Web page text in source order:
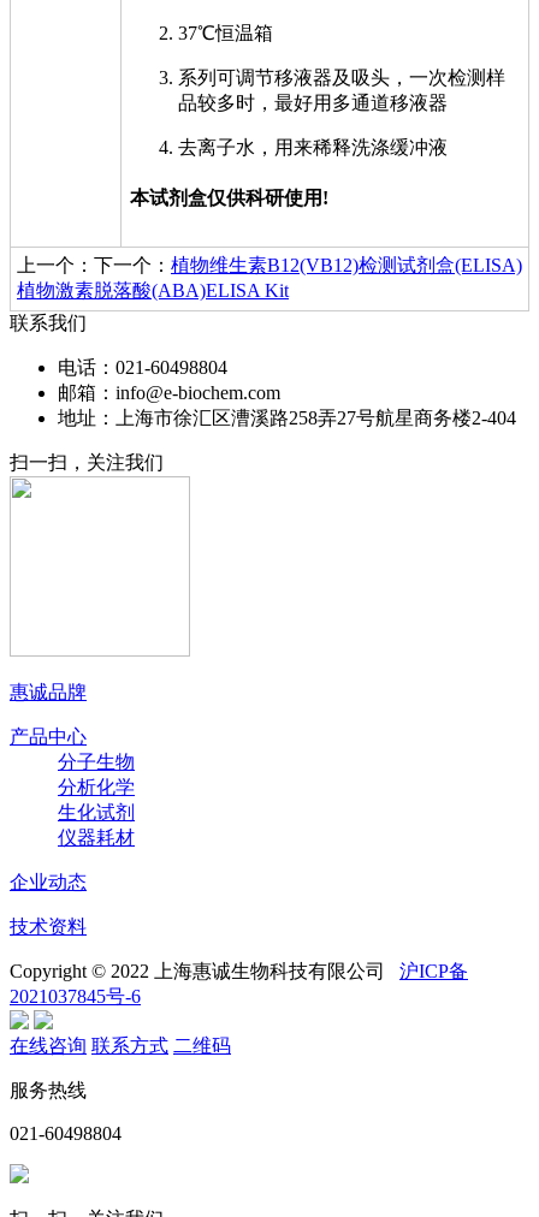
37℃恒温箱
系列可调节移液器及吸头，一次检测样
品较多时，最好用多通道移液器
去离子水，用来稀释洗涤缓冲液
本试剂盒仅供科研使用!
下一个： 植物维生素B12(VB12)检测试剂盒(ELISA)
上一个：
植物激素脱落酸(ABA)ELISA Kit
联系我们
电话：021-60498804
邮箱：info@e-biochem.com
地址：上海市徐汇区漕溪路258弄27号航星商务楼2-404
扫一扫，关注我们
惠诚品牌
产品中心
分子生物
分析化学
生化试剂
仪器耗材
企业动态
技术资料
Copyright © 2022 上海惠诚生物科技有限公司 沪ICP备
2021037845号-6
在线咨询 联系方式 二维码
服务热线
021-60498804